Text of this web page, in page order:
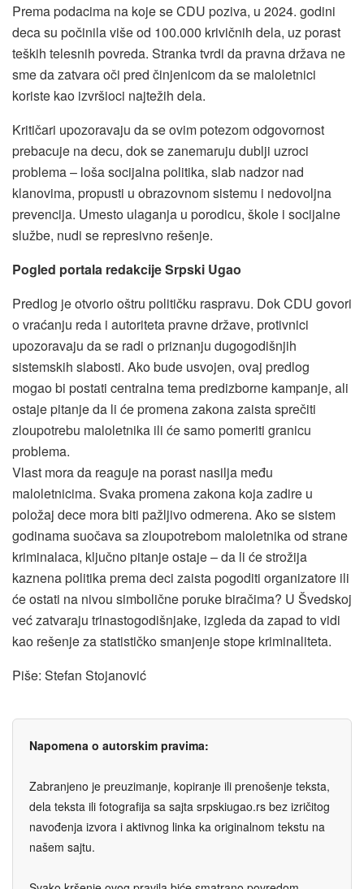
Prema podacima na koje se CDU poziva, u 2024. godini
deca su počinila više od 100.000 krivičnih dela, uz porast
teških telesnih povreda. Stranka tvrdi da pravna država ne
sme da zatvara oči pred činjenicom da se maloletnici
koriste kao izvršioci najtežih dela.
Kritičari upozoravaju da se ovim potezom odgovornost
prebacuje na decu, dok se zanemaruju dublji uzroci
problema – loša socijalna politika, slab nadzor nad
klanovima, propusti u obrazovnom sistemu i nedovoljna
prevencija. Umesto ulaganja u porodicu, škole i socijalne
službe, nudi se represivno rešenje.
Pogled portala redakcije Srpski Ugao
Predlog je otvorio oštru političku raspravu. Dok CDU govori
o vraćanju reda i autoriteta pravne države, protivnici
upozoravaju da se radi o priznanju dugogodišnjih
sistemskih slabosti. Ako bude usvojen, ovaj predlog
mogao bi postati centralna tema predizborne kampanje, ali
ostaje pitanje da li će promena zakona zaista sprečiti
zloupotrebu maloletnika ili će samo pomeriti granicu
problema.
Vlast mora da reaguje na porast nasilja među
maloletnicima. Svaka promena zakona koja zadire u
položaj dece mora biti pažljivo odmerena. Ako se sistem
godinama suočava sa zloupotrebom maloletnika od strane
kriminalaca, ključno pitanje ostaje – da li će strožija
kaznena politika prema deci zaista pogoditi organizatore ili
će ostati na nivou simbolične poruke biračima? U Švedskoj
već zatvaraju trinastogodišnjake, izgleda da zapad to vidi
kao rešenje za statističko smanjenje stope kriminaliteta.
Piše: Stefan Stojanović
Napomena o autorskim pravima:
Zabranjeno je preuzimanje, kopiranje ili prenošenje teksta,
dela teksta ili fotografija sa sajta srpskiugao.rs bez izričitog
navođenja izvora i aktivnog linka ka originalnom tekstu na
našem sajtu.